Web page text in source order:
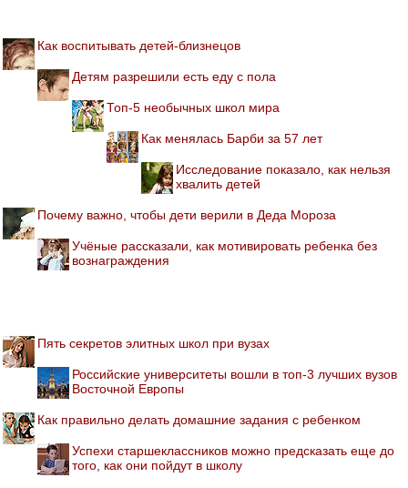
Как воспитывать детей-близнецов
Детям разрешили есть еду с пола
Топ-5 необычных школ мира
Как менялась Барби за 57 лет
Исследование показало, как нельзя
хвалить детей
Почему важно, чтобы дети верили в Деда Мороза
Учёные рассказали, как мотивировать ребенка без
вознаграждения
Пять секретов элитных школ при вузах
Российские университеты вошли в топ-3 лучших вузов
Восточной Европы
Как правильно делать домашние задания с ребенком
Успехи старшеклассников можно предсказать еще до
того, как они пойдут в школу